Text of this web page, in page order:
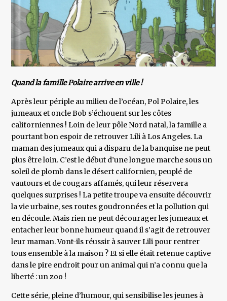
Quand la famille Polaire arrive en ville !
Après leur périple au milieu de l’océan, Pol Polaire, les
jumeaux et oncle Bob s’échouent sur les côtes
californiennes ! Loin de leur pôle Nord natal, la famille a
pourtant bon espoir de retrouver Lili à Los Angeles. La
maman des jumeaux qui a disparu de la banquise ne peut
plus être loin. C’est le début d’une longue marche sous un
soleil de plomb dans le désert californien, peuplé de
vautours et de cougars affamés, qui leur réservera
quelques surprises ! La petite troupe va ensuite découvrir
la vie urbaine, ses routes goudronnées et la pollution qui
en découle. Mais rien ne peut décourager les jumeaux et
entacher leur bonne humeur quand il s’agit de retrouver
leur maman. Vont-ils réussir à sauver Lili pour rentrer
tous ensemble à la maison ? Et si elle était retenue captive
dans le pire endroit pour un animal qui n’a connu que la
liberté : un zoo !
Cette série, pleine d’humour, qui sensibilise les jeunes à